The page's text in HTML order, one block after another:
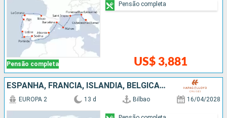
Pensão completa US$ 3,881
Pensão completa
ESPANHA, FRANCIA, ISLÂNDIA, BÉLGICA, ALEMANHA
EUROPA 2 13 d Bilbao 16/04/2028